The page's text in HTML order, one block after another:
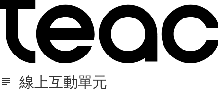
線上互動單元